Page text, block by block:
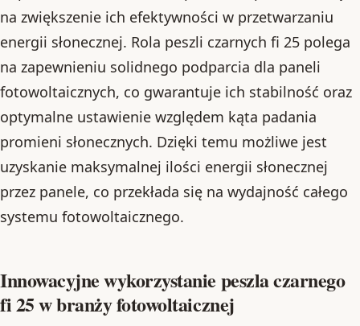
na zwiększenie ich efektywności w przetwarzaniu
energii słonecznej. Rola peszli czarnych fi 25 polega
na zapewnieniu solidnego podparcia dla paneli
fotowoltaicznych, co gwarantuje ich stabilność oraz
optymalne ustawienie względem kąta padania
promieni słonecznych. Dzięki temu możliwe jest
uzyskanie maksymalnej ilości energii słonecznej
przez panele, co przekłada się na wydajność całego
systemu fotowoltaicznego.
Innowacyjne wykorzystanie peszla czarnego
fi 25 w branży fotowoltaicznej